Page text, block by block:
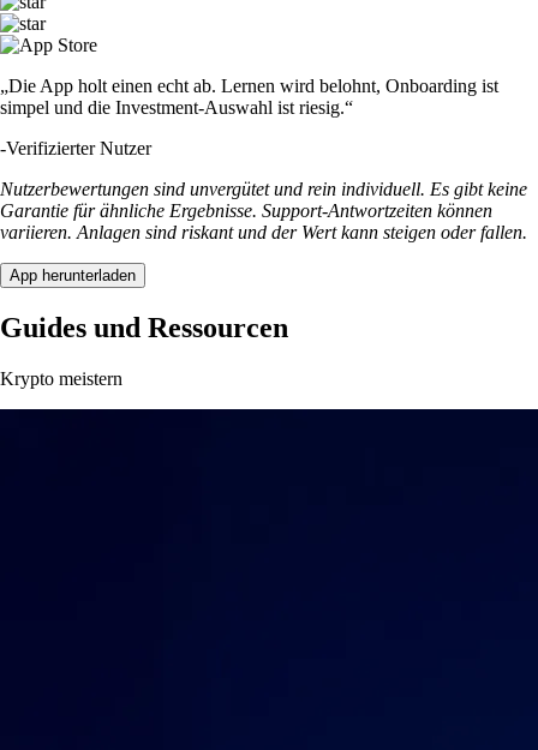
„Die App holt einen echt ab. Lernen wird belohnt, Onboarding ist
simpel und die Investment-Auswahl ist riesig.“
-Verifizierter Nutzer
Nutzerbewertungen sind unvergütet und rein individuell. Es gibt keine
Garantie für ähnliche Ergebnisse. Support-Antwortzeiten können
variieren. Anlagen sind riskant und der Wert kann steigen oder fallen.
App herunterladen
Guides und Ressourcen
Krypto meistern